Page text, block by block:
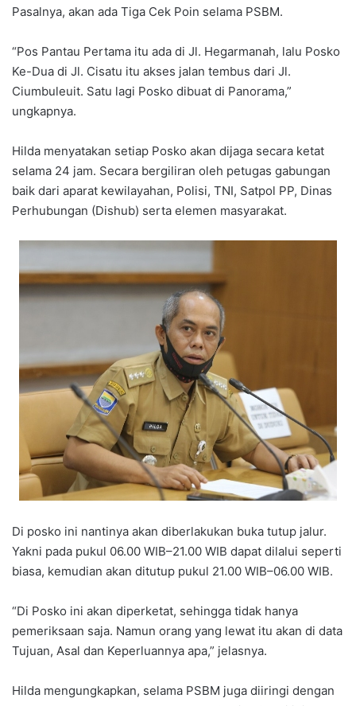
Pasalnya, akan ada Tiga Cek Poin selama PSBM.
“Pos Pantau Pertama itu ada di Jl. Hegarmanah, lalu Posko
Ke-Dua di Jl. Cisatu itu akses jalan tembus dari Jl.
Ciumbuleuit. Satu lagi Posko dibuat di Panorama,”
ungkapnya.
Hilda menyatakan setiap Posko akan dijaga secara ketat
selama 24 jam. Secara bergiliran oleh petugas gabungan
baik dari aparat kewilayahan, Polisi, TNI, Satpol PP, Dinas
Perhubungan (Dishub) serta elemen masyarakat.
Di posko ini nantinya akan diberlakukan buka tutup jalur.
Yakni pada pukul 06.00 WIB–21.00 WIB dapat dilalui seperti
biasa, kemudian akan ditutup pukul 21.00 WIB–06.00 WIB.
“Di Posko ini akan diperketat, sehingga tidak hanya
pemeriksaan saja. Namun orang yang lewat itu akan di data
Tujuan, Asal dan Keperluannya apa,” jelasnya.
Hilda mengungkapkan, selama PSBM juga diiringi dengan